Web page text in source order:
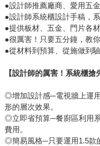
●設計師推薦廠商、愛用五
●設計師系統櫃設計手稿，
●提供板材、五金、門片各
●很厲害！只要五分鐘，教
●從材料到預算、從施做到
【設計師的厲害！系統櫃搶
◎增加設計感─電視牆上運
形的層次效果。
◎立即省預算─餐廚區利用
費用。
◎簡易風格─只要運用1.5款